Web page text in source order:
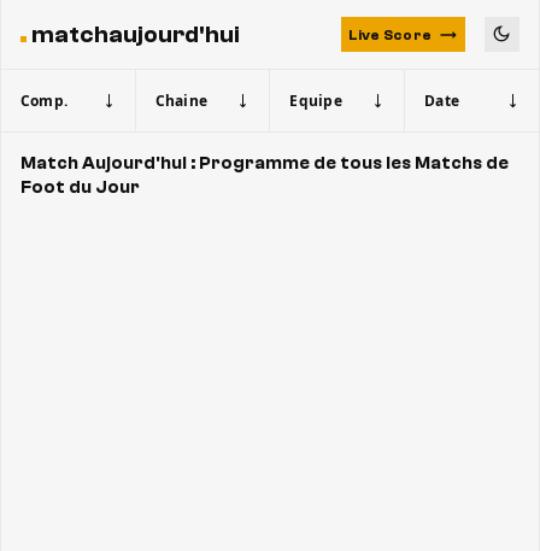
matchaujourd'hui Live Score
Comp. Chaine Equipe Date
Match Aujourd'hui : Programme de tous les Matchs de
Foot du Jour